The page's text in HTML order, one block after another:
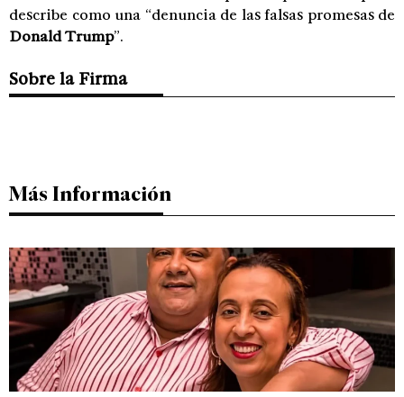
describe como una “denuncia de las falsas promesas de
Donald Trump”.
Sobre la Firma
Más Información